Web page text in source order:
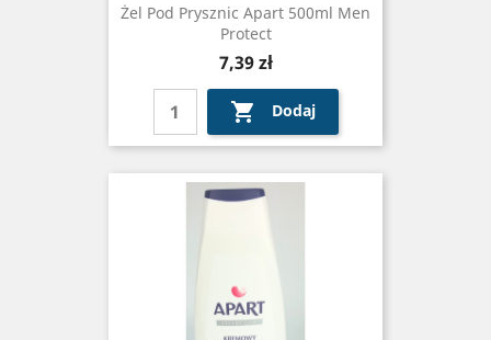
Żel Pod Prysznic Apart 500ml Men
Protect
Cena
7,39 zł
 Dodaj